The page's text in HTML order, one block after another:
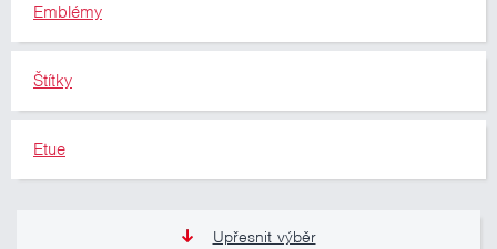
Emblémy
Štítky
Etue
Upřesnit výběr